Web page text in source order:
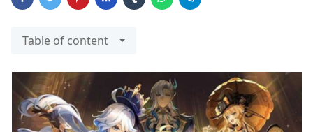
Table of content